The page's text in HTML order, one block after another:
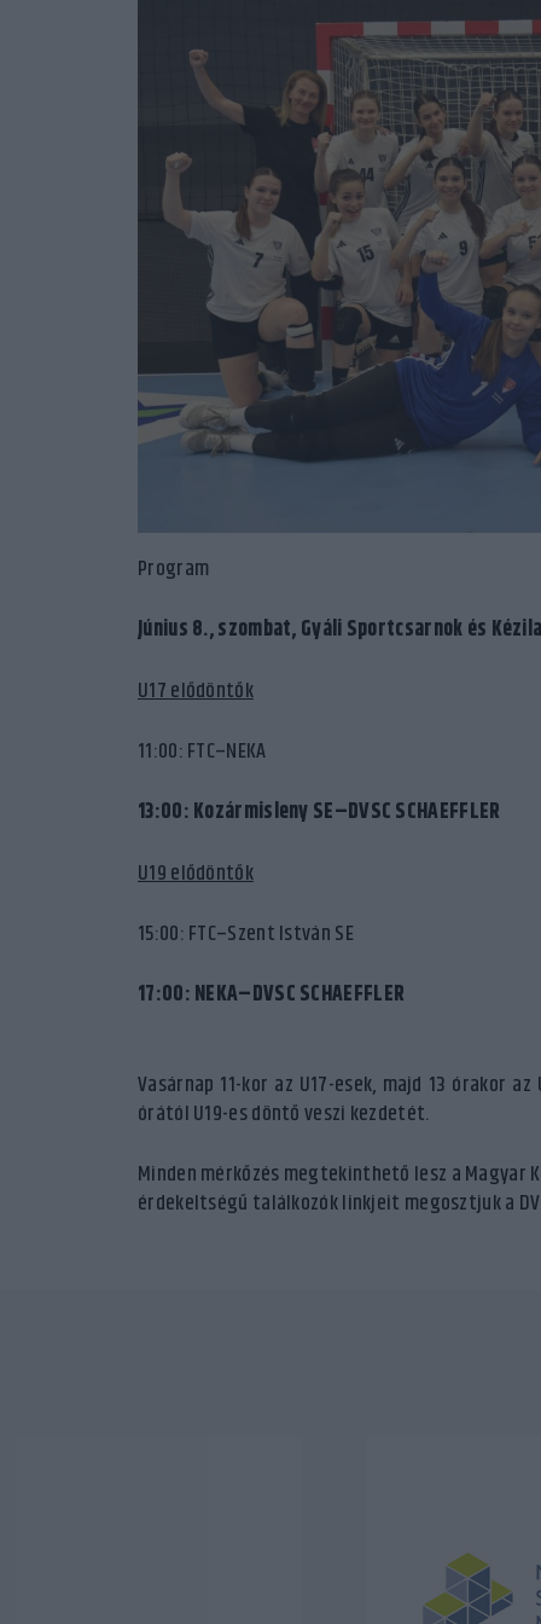
Program
Június 8., szombat, Gyáli Sportcsarnok és
U17 elődöntők
11:00: FTC–NEKA
13:00: Kozármisleny SE–DVSC SCHAEFFLER
U19 elődöntők
15:00: FTC–Szent István SE
17:00: NEKA–DVSC SCHAEFFLER
Vasárnap 11-kor az U17-esek, majd 13 órakor
órától U19-es döntő veszi kezdetét.
Minden mérkőzés megtekinthető lesz a Magyar
érdekeltségű találkozók linkjeit megosztjuk a